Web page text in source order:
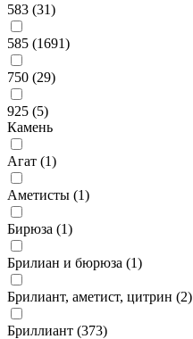
583 (31)
585 (1691)
750 (29)
925 (5)
Камень
Агат (1)
Аметисты (1)
Бирюза (1)
Брилиан и бюрюза (1)
Брилиант, аметист, цитрин (2)
Бриллиант (373)